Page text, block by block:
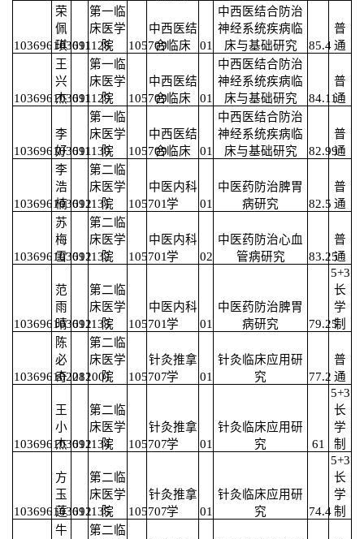
103696103691128
荣
佩
琪 011
第一临
床医学
院
105709
中西医结
合临床
01
中西医结合防治
神经系统疾病临
床与基础研究
85.4
普
通
103696103691129
王
兴
杰 011
第一临
床医学
院
105709
中西医结
合临床
01
中西医结合防治
神经系统疾病临
床与基础研究
84.11
普
通
103696103691130
李
好 011
第一临
床医学
院
105709
中西医结
合临床
01
中西医结合防治
神经系统疾病临
床与基础研究
82.99
普
通
103696103691131
李
浩
楠 012
第二临
床医学
院
105701
中医内科
学
01
中医药防治脾胃
病研究
82.5
普
通
103696103691132
苏
梅
雪 012
第二临
床医学
院
105701
中医内科
学
02
中医药防治心血
管病研究
83.25
普
通
103696103691133
范
雨
晴 012
第二临
床医学
院
105701
中医内科
学
01
中医药防治脾胃
病研究
79.25
5+3
长
学
制
103696102281001
陈
必
奇 012
第二临
床医学
院
105707
针灸推拿
学
01
针灸临床应用研
究
77.2
普
通
103696103691134
王
小
杰 012
第二临
床医学
院
105707
针灸推拿
学
01
针灸临床应用研
究
61
5+3
长
学
制
103696103691135
方
玉
莲 012
第二临
床医学
院
105707
针灸推拿
学
01
针灸临床应用研
究
74.4
5+3
长
学
制
牛
第二临